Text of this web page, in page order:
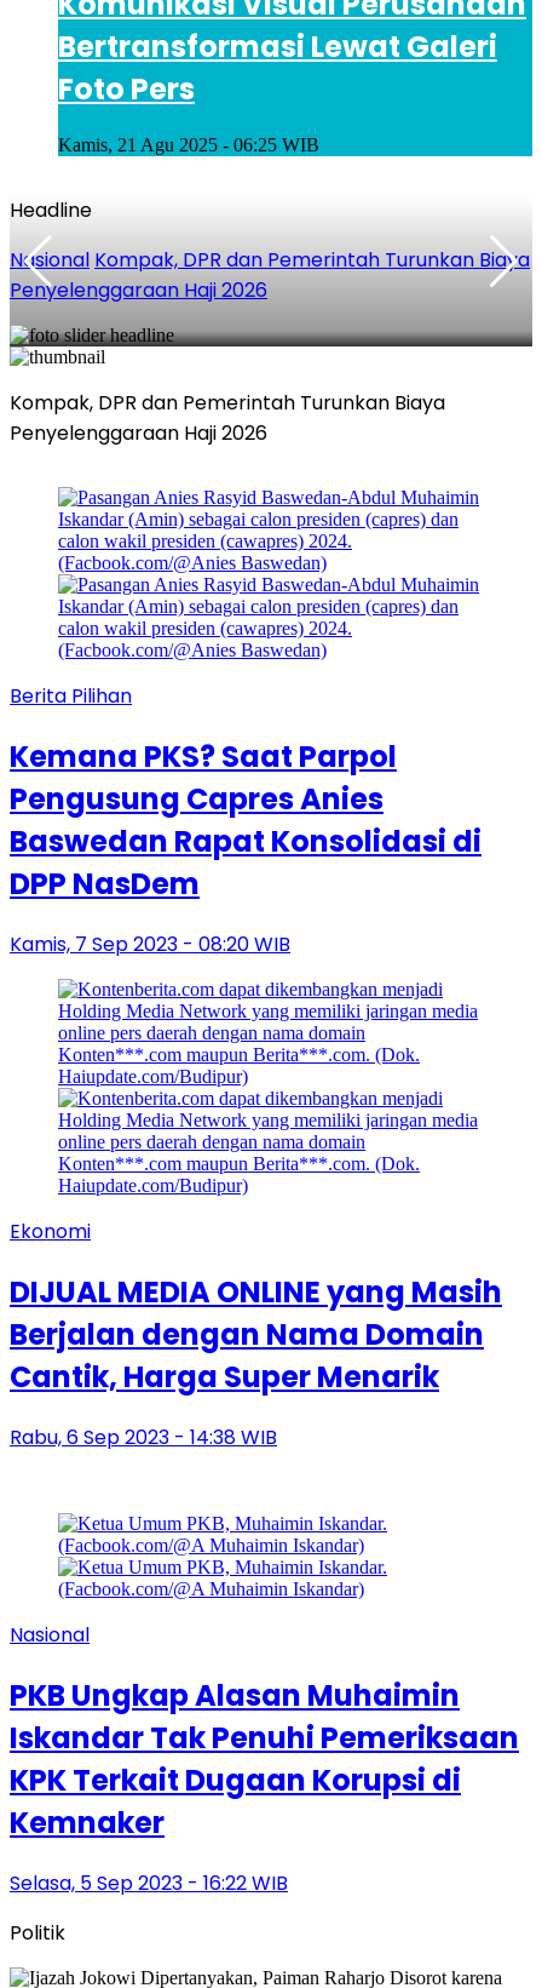
Bertransformasi Lewat Galeri
Foto Pers
Kamis, 21 Agu 2025 - 06:25 WIB
Headline
Nasional Kompak, DPR dan Pemerintah Turunkan Biaya
Penyelenggaraan Haji 2026
Kompak, DPR dan Pemerintah Turunkan Biaya
Penyelenggaraan Haji 2026
Berita Pilihan
Kemana PKS? Saat Parpol
Pengusung Capres Anies
Baswedan Rapat Konsolidasi di
DPP NasDem
Kamis, 7 Sep 2023 - 08:20 WIB
Ekonomi
DIJUAL MEDIA ONLINE yang Masih
Berjalan dengan Nama Domain
Cantik, Harga Super Menarik
Rabu, 6 Sep 2023 - 14:38 WIB
Nasional
PKB Ungkap Alasan Muhaimin
Iskandar Tak Penuhi Pemeriksaan
KPK Terkait Dugaan Korupsi di
Kemnaker
Selasa, 5 Sep 2023 - 16:22 WIB
Politik